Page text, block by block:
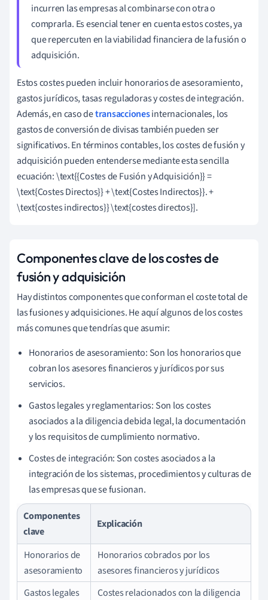
incurren las empresas al combinarse con otra o
comprarla. Es esencial tener en cuenta estos costes, ya
que repercuten en la viabilidad financiera de la fusión o
adquisición.
Estos costes pueden incluir honorarios de asesoramiento,
gastos jurídicos, tasas reguladoras y costes de integración.
Además, en caso detransaccionesinternacionales, los
gastos de conversión de divisas también pueden ser
significativos. En términos contables, los costes de fusión y
adquisición pueden entenderse mediante esta sencilla
ecuación: \text{{Costes de Fusión y Adquisición}} =
\text{Costes Directos}} + \text{Costes Indirectos}}. +
\text{costes indirectos}} \text{costes directos}].
Componentes clave de los costes de
fusión y adquisición
Hay distintos componentes que conforman el coste total de
las fusiones y adquisiciones. He aquí algunos de los costes
más comunes que tendrías que asumir:
Honorarios de asesoramiento: Son los honorarios que
cobran los asesores financieros y jurídicos por sus
servicios.
Gastos legales y reglamentarios: Son los costes
asociados a la diligencia debida legal, la documentación
y los requisitos de cumplimiento normativo.
Costes de integración: Son costes asociados a la
integración de los sistemas, procedimientos y culturas de
las empresas que se fusionan.
Componentes
clave
Explicación
Honorarios de
asesoramiento
Honorarios cobrados por los
asesores financieros y jurídicos
Gastos legales
Costes relacionados con la diligencia